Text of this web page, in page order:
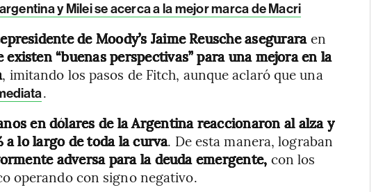
y Milei se acerca a la mejor marca de Macri
de Moody’s Jaime Reusche aseguraraen
existen “buenas perspectivas” para una mejora en la
, imitando los pasos de Fitch, aunque aclaró que una
.
en dólares de la Argentina reaccionaron al alza y
a lo largo de toda la curva. De esta manera, lograban
adversa para la deuda emergente, con los
operando con signo negativo.